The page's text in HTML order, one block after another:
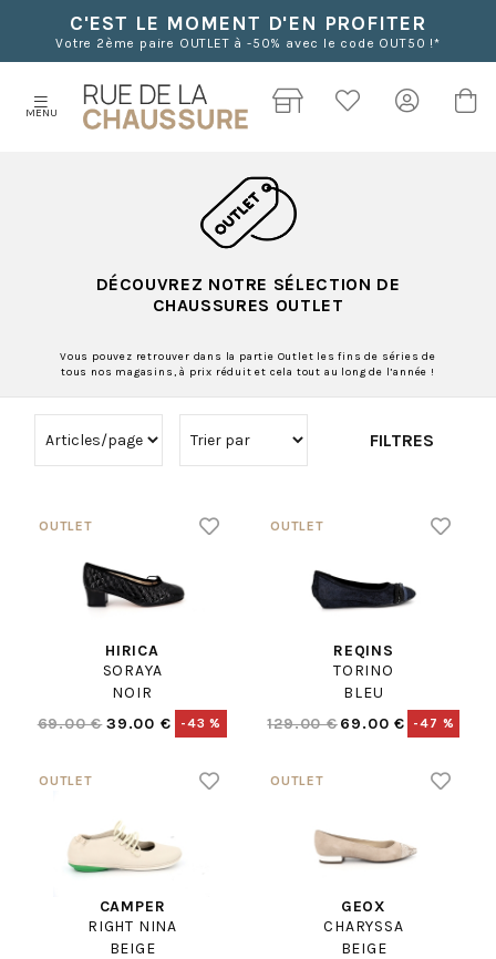
C'EST LE MOMENT D'EN PROFITER
Votre 2ème paire OUTLET à -50% avec le code OUT50 !*
MENU
DÉCOUVREZ NOTRE SÉLECTION DE
CHAUSSURES OUTLET
Vous pouvez retrouver dans la partie Outlet les fins de séries de
tous nos magasins, à prix réduit et cela tout au long de l’année !
FILTRES
HIRICA
SORAYA
NOIR
69.00 € 39.00 € -43 %
REQINS
TORINO
BLEU
129.00 €69.00 € -47 %
CAMPER
RIGHT NINA
BEIGE
GEOX
CHARYSSA
BEIGE